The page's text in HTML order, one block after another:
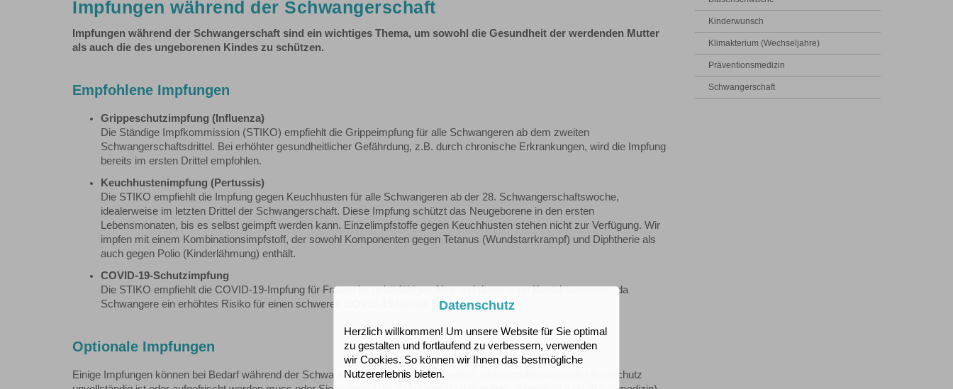
Impfungen während der Schwangerschaft
Impfungen während der Schwangerschaft sind ein wichtiges Thema, um sowohl die Gesundheit der werdenden Mutter
als auch die des ungeborenen Kindes zu schützen.
Empfohlene Impfungen
Grippeschutzimpfung (Influenza)
Die Ständige Impfkommission (STIKO) empfiehlt die Grippeimpfung für alle Schwangeren ab dem zweiten
Schwangerschaftsdrittel. Bei erhöhter gesundheitlicher Gefährdung, z.B. durch chronische Erkrankungen, wird die Impfung
bereits im ersten Drittel empfohlen.
Keuchhustenimpfung (Pertussis)
Die STIKO empfiehlt die Impfung gegen Keuchhusten für alle Schwangeren ab der 28. Schwangerschaftswoche,
idealerweise im letzten Drittel der Schwangerschaft. Diese Impfung schützt das Neugeborene in den ersten
Lebensmonaten, bis es selbst geimpft werden kann. Einzelimpfstoffe gegen Keuchhusten stehen nicht zur Verfügung. Wir
impfen mit einem Kombinationsimpfstoff, der sowohl Komponenten gegen Tetanus (Wundstarrkrampf) und Diphtherie als
auch gegen Polio (Kinderlähmung) enthält.
COVID-19-Schutzimpfung
Die STIKO empfiehlt die COVID-19-Impfung für Frauen im gebärfähigen Alter und deren enge Kontaktpersonen, da
Schwangere ein erhöhtes Risiko für einen schweren COVID-19-Verlauf haben.
Optionale Impfungen
Einige Impfungen können bei Bedarf während der Schwangerschaft verabreicht werden, insbesondere wenn der Impfschutz
Kinderwunsch
Klimakterium (Wechseljahre)
Präventionsmedizin
Schwangerschaft
Datenschutz
Herzlich willkommen! Um unsere Website für Sie optimal
zu gestalten und fortlaufend zu verbessern, verwenden
wir Cookies. So können wir Ihnen das bestmögliche
Nutzererlebnis bieten.